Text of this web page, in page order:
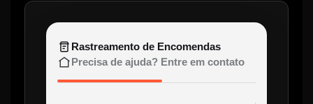
Rastreamento de Encomendas
Precisa de ajuda? Entre em contato